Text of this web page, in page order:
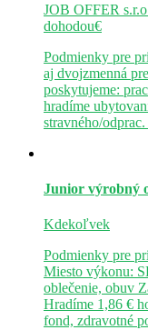
JOB OFFER
dohodou€
Podmienky pre
aj dvojzmenná
poskytujeme:
hradíme
stravného/
Junior výrobný
Kdekoľvek
Podmienky pre
Miesto výkonu:
oblečenie, obuv
Hradíme 1,86 €
fond, zdravotné